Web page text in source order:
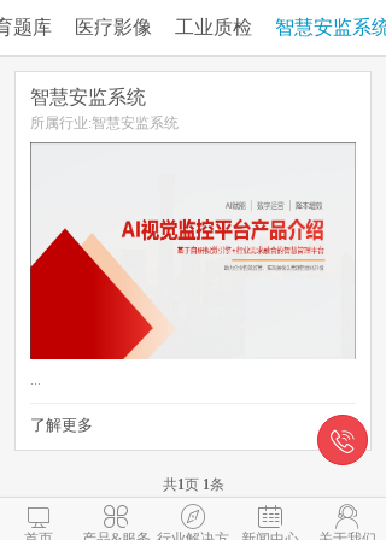
题库 医疗影像 工业质检 智慧安监系统
智慧安监系统
所属行业:智慧安监系统
...
了解更多 
共1页 1条
    
